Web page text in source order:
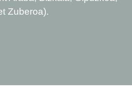
Zuberoa).